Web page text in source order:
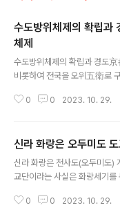
수도방위체제의 확립
체제
수도방위체제의 확립과 경도
비롯하여 전국을 오위五衛로
에 영의정인 유성룡의 건의로
치된 조선군을 우회하여 직접
인조는 청나라 태종에게 항복
정에서는 국방에서 국경방어보
다. 인조 때에는 친위군 및 경기
0 0 2023. 10. 29.
신라 화랑은 오두미도
신라 화랑은 천사도(오두미도)
교단이라는 사실은 화랑세기를
들을 보면 모조리 오두미도 교
0 0 2023. 10. 29.